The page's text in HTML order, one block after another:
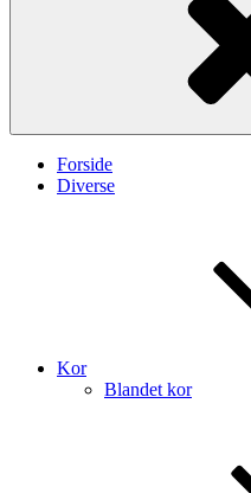
Forside
Diverse
Kor
Blandet kor